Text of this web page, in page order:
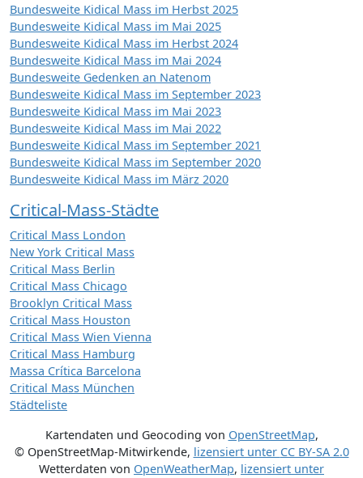
Bundesweite Kidical Mass im Herbst 2025
Bundesweite Kidical Mass im Mai 2025
Bundesweite Kidical Mass im Herbst 2024
Bundesweite Kidical Mass im Mai 2024
Bundesweite Gedenken an Natenom
Bundesweite Kidical Mass im September 2023
Bundesweite Kidical Mass im Mai 2023
Bundesweite Kidical Mass im Mai 2022
Bundesweite Kidical Mass im September 2021
Bundesweite Kidical Mass im September 2020
Bundesweite Kidical Mass im März 2020
Critical-Mass-Städte
Critical Mass London
New York Critical Mass
Critical Mass Berlin
Critical Mass Chicago
Brooklyn Critical Mass
Critical Mass Houston
Critical Mass Wien Vienna
Critical Mass Hamburg
Massa Crítica Barcelona
Critical Mass München
Städteliste
Kartendaten und Geocoding von OpenStreetMap,
© OpenStreetMap-Mitwirkende, lizensiert unter CC BY-SA 2.0
Wetterdaten von OpenWeatherMap, lizensiert unter